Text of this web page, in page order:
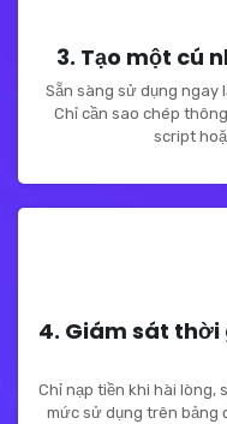
3. Tạo một cú
Sẵn sàng sử dụng ngay
Chỉ cần sao chép
script
4. Giám sát
Chỉ nạp tiền khi hài lòng,
mức sử dụng trên bảng